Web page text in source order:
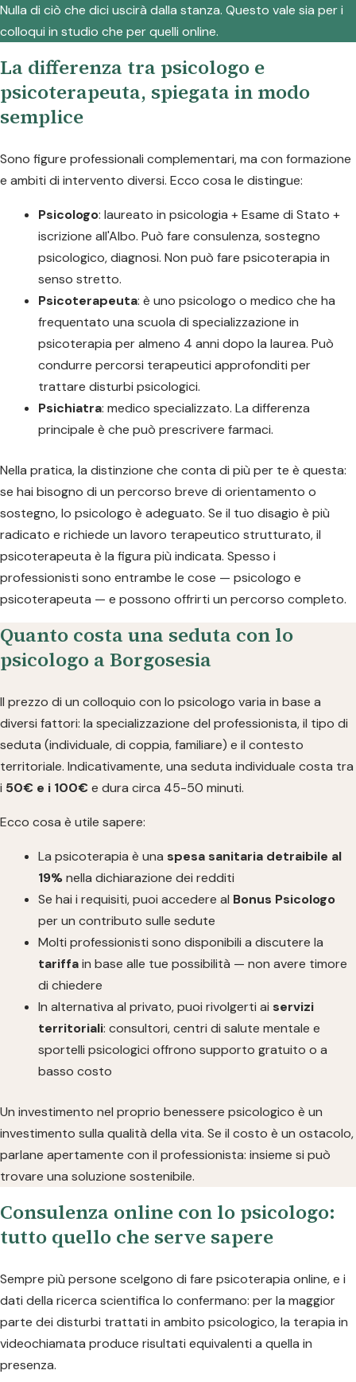
Nulla di ciò che dici uscirà dalla stanza. Questo vale sia per i
colloqui in studio che per quelli online.
La differenza tra psicologo e
psicoterapeuta, spiegata in modo
semplice
Sono figure professionali complementari, ma con formazione
e ambiti di intervento diversi. Ecco cosa le distingue:
Psicologo: laureato in psicologia + Esame di Stato +
iscrizione all'Albo. Può fare consulenza, sostegno
psicologico, diagnosi. Non può fare psicoterapia in
senso stretto.
Psicoterapeuta: è uno psicologo o medico che ha
frequentato una scuola di specializzazione in
psicoterapia per almeno 4 anni dopo la laurea. Può
condurre percorsi terapeutici approfonditi per
trattare disturbi psicologici.
Psichiatra: medico specializzato. La differenza
principale è che può prescrivere farmaci.
Nella pratica, la distinzione che conta di più per te è questa:
se hai bisogno di un percorso breve di orientamento o
sostegno, lo psicologo è adeguato. Se il tuo disagio è più
radicato e richiede un lavoro terapeutico strutturato, il
psicoterapeuta è la figura più indicata. Spesso i
professionisti sono entrambe le cose — psicologo e
psicoterapeuta — e possono offrirti un percorso completo.
Quanto costa una seduta con lo
psicologo a Borgosesia
Il prezzo di un colloquio con lo psicologo varia in base a
diversi fattori: la specializzazione del professionista, il tipo di
seduta (individuale, di coppia, familiare) e il contesto
territoriale. Indicativamente, una seduta individuale costa tra
i 50€ e i 100€ e dura circa 45-50 minuti.
Ecco cosa è utile sapere:
La psicoterapia è una spesa sanitaria detraibile al
19%nella dichiarazione dei redditi
Se hai i requisiti, puoi accedere al Bonus Psicologo
per un contributo sulle sedute
Molti professionisti sono disponibili a discutere la
tariffain base alle tue possibilità — non avere timore
di chiedere
In alternativa al privato, puoi rivolgerti ai servizi
territoriali: consultori, centri di salute mentale e
sportelli psicologici offrono supporto gratuito o a
basso costo
Un investimento nel proprio benessere psicologico è un
investimento sulla qualità della vita. Se il costo è un ostacolo,
parlane apertamente con il professionista: insieme si può
trovare una soluzione sostenibile.
Consulenza online con lo psicologo:
tutto quello che serve sapere
Sempre più persone scelgono di fare psicoterapia online, e i
dati della ricerca scientifica lo confermano: per la maggior
parte dei disturbi trattati in ambito psicologico, la terapia in
videochiamata produce risultati equivalenti a quella in
presenza.